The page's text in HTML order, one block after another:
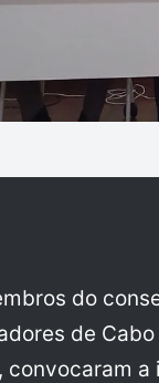
do
de
convocaram